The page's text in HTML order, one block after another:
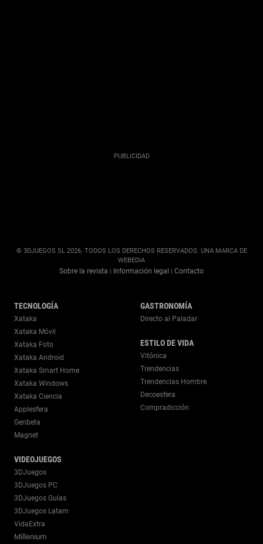
© 3DJUEGOS SL 2026. TODOS LOS DERECHOS RESERVADOS. UNA MARCA DE
WEBEDIA
Sobre la revista | Información legal | Contacto
TECNOLOGÍA
Xataka
Xataka Móvil
Xataka Foto
Xataka Android
Xataka Smart Home
Xataka Windows
Xataka Ciencia
Applesfera
Genbeta
Magnet
VIDEOJUEGOS
3DJuegos
3DJuegos PC
3DJuegos Guías
3DJuegos Latam
VidaExtra
Millenium
GASTRONOMÍA
Directo al Paladar
ESTILO DE VIDA
Vitónica
Trendencias
Trendencias Hombre
Decoesfera
Compradicción